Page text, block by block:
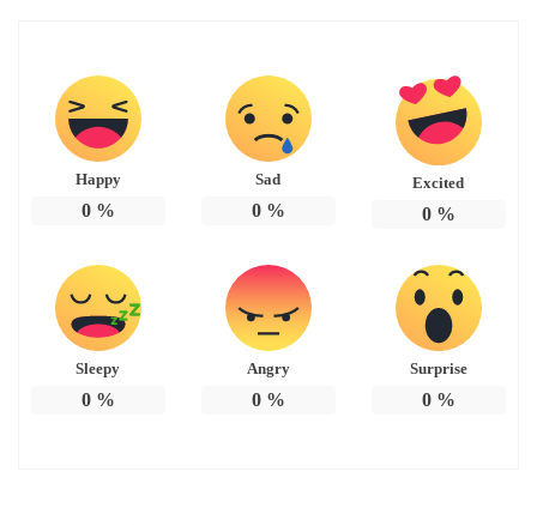
Happy
0%
Sad
0%
Excited
0%
Sleepy
0%
Angry
0%
Surprise
0%